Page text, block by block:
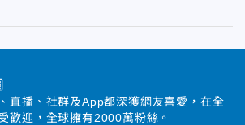
直播、社群及App都深獲網友喜愛，在全
歡迎，全球擁有2000萬粉絲。